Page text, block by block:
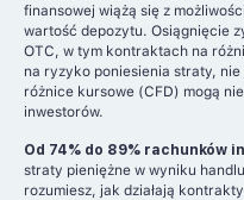
finansowej wiążą się z
wartość depozytu. Osiągnięcie
OTC, w tym kontraktach na
na ryzyko poniesienia straty,
różnice kursowe (CFD) mogą
inwestorów.
Od 74% do 89% rachunków
straty pieniężne w wyniku
rozumiesz, jak działają